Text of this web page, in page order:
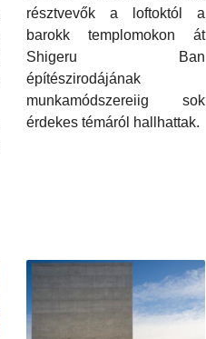
résztvevők a loftoktól a
barokk templomokon át
Shigeru Ban
építészirodájának
munkamódszereiig sok
érdekes témáról hallhattak.